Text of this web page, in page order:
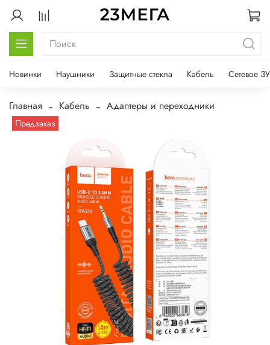
Новинки Наушники Защитные стекла Кабель Сетевое ЗУ
Главная Кабель Адаптеры и переходники
Предзаказ